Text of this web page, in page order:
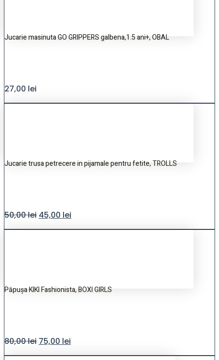
Jucarie masinuta GO GRIPPERS galbena,1.5 ani+, OBAL
27,00 lei
Jucarie trusa petrecere in pijamale pentru fetite, TROLLS
50,00lei 45,00 lei
Păpușa KIKI Fashionista, BOXI GIRLS
80,00lei 75,00 lei